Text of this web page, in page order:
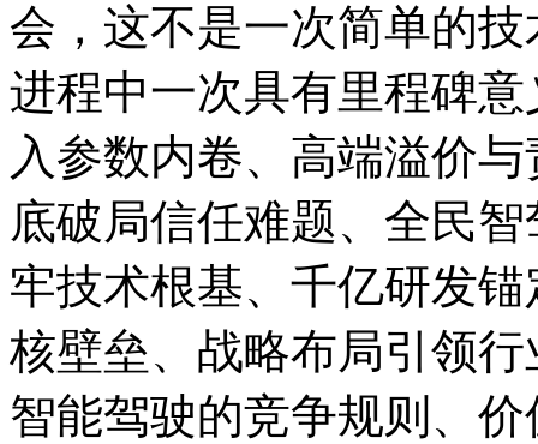
会，这不是一次简单的
进程中一次具有里程碑
入参数内卷、高端溢价
底破局信任难题、全民
牢技术根基、千亿研发
核壁垒、战略布局引领
智能驾驶的竞争规则、